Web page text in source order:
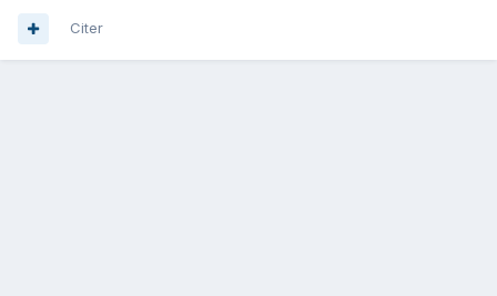
Citer